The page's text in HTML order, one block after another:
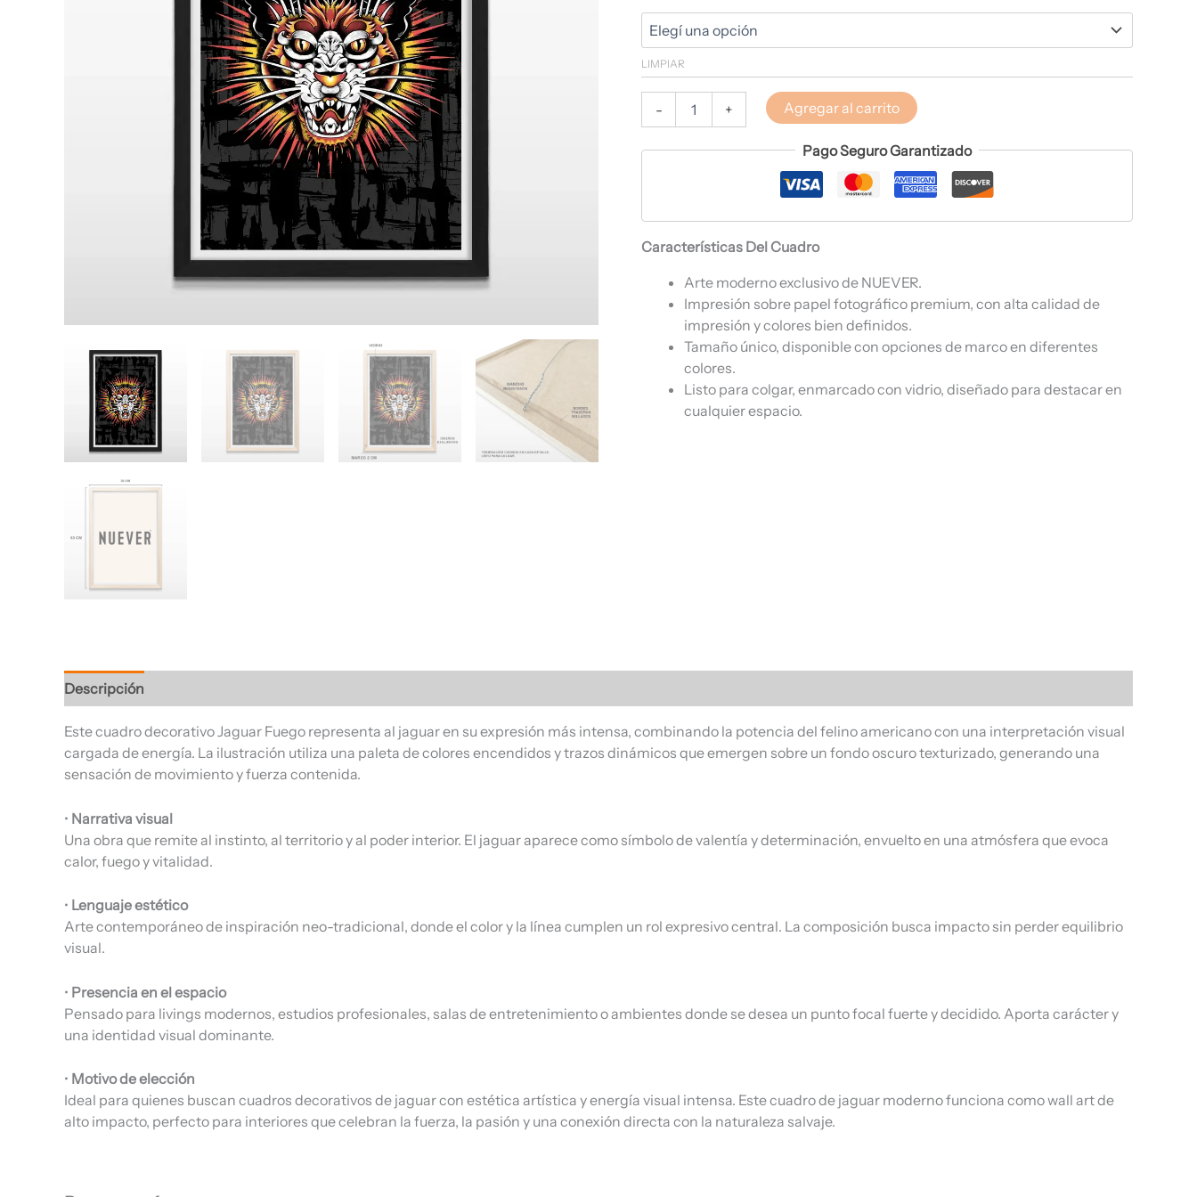
LIMPIAR
- + Agregar al carrito
Pago Seguro Garantizado
Características Del Cuadro
Arte moderno exclusivo de NUEVER.
Impresión sobre papel fotográfico premium, con alta calidad de
impresión y colores bien definidos.
Tamaño único, disponible con opciones de marco en diferentes
colores.
Listo para colgar, enmarcado con vidrio, diseñado para destacar en
cualquier espacio.
Descripción
Este cuadro decorativo Jaguar Fuego representa al jaguar en su expresión más intensa, combinando la potencia del felino americano con una interpretación visual
cargada de energía. La ilustración utiliza una paleta de colores encendidos y trazos dinámicos que emergen sobre un fondo oscuro texturizado, generando una
sensación de movimiento y fuerza contenida.
• Narrativa visual
Una obra que remite al instinto, al territorio y al poder interior. El jaguar aparece como símbolo de valentía y determinación, envuelto en una atmósfera que evoca
calor, fuego y vitalidad.
• Lenguaje estético
Arte contemporáneo de inspiración neo-tradicional, donde el color y la línea cumplen un rol expresivo central. La composición busca impacto sin perder equilibrio
visual.
• Presencia en el espacio
Pensado para livings modernos, estudios profesionales, salas de entretenimiento o ambientes donde se desea un punto focal fuerte y decidido. Aporta carácter y
una identidad visual dominante.
• Motivo de elección
Ideal para quienes buscan cuadros decorativos de jaguar con estética artística y energía visual intensa. Este cuadro de jaguar moderno funciona como wall art de
alto impacto, perfecto para interiores que celebran la fuerza, la pasión y una conexión directa con la naturaleza salvaje.